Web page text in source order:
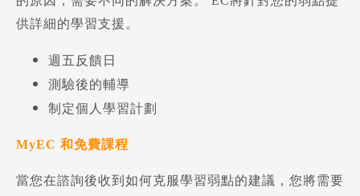
供詳細的學習支援。
週五反饋日
測驗後的輔導
制定個人學習計劃
MyEC 和免費課程
當您在諮詢後收到如何克服學習弱點的建議，您將需要